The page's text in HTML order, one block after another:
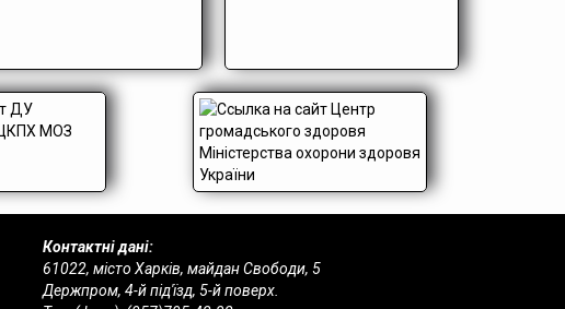
Контактні дані:
61022, місто Харків, майдан Свободи, 5
Держпром, 4-й під'їзд, 5-й поверх.